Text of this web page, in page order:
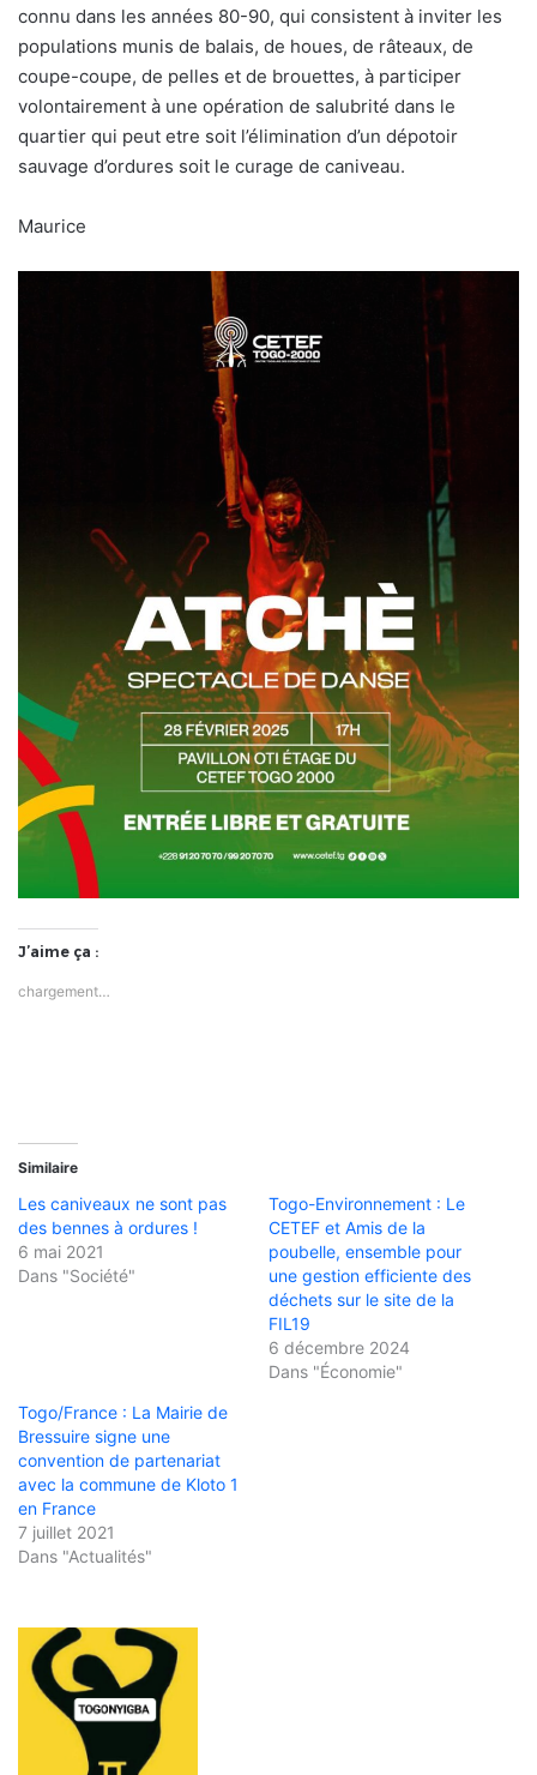
connu dans les années 80-90, qui consistent à inviter les
populations munis de balais, de houes, de râteaux, de
coupe-coupe, de pelles et de brouettes, à participer
volontairement à une opération de salubrité dans le
quartier qui peut etre soit l’élimination d’un dépotoir
sauvage d’ordures soit le curage de caniveau.
Maurice
J’aime ça :
chargement…
Similaire
Les caniveaux ne sont pas
des bennes à ordures !
6 mai 2021
Dans "Société"
Togo-Environnement : Le
CETEF et Amis de la
poubelle, ensemble pour
une gestion efficiente des
déchets sur le site de la
FIL19
6 décembre 2024
Dans "Économie"
Togo/France : La Mairie de
Bressuire signe une
convention de partenariat
avec la commune de Kloto 1
en France
7 juillet 2021
Dans "Actualités"